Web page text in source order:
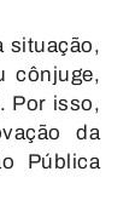
situação,
cônjuge,
Por isso,
da
Pública